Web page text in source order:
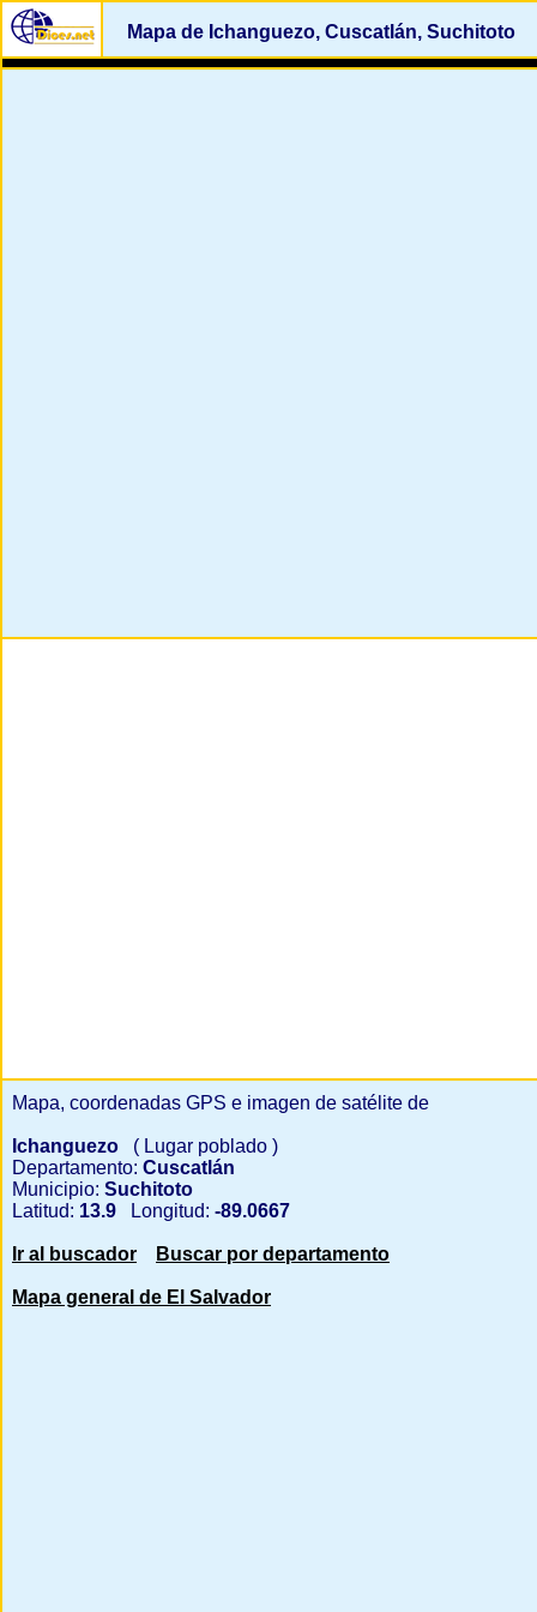
Mapa de Ichanguezo, Cuscatlán, Suchitoto
Mapa, coordenadas GPS e imagen de satélite de
Ichanguezo
( Lugar poblado )
Departamento: Cuscatlán
Municipio: Suchitoto
Latitud: 13.9 Longitud: -89.0667
Ir al buscador Buscar por departamento
Mapa general de El Salvador